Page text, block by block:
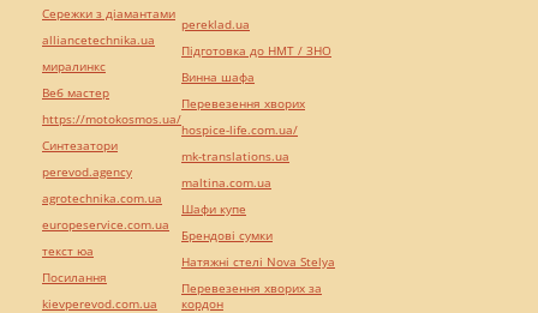
Сережки з діамантами
alliancetechnika.ua
миралинкс
Веб мастер
https://motokosmos.ua/
Синтезатори
perevod.agency
agrotechnika.com.ua
europeservice.com.ua
текст юа
Посилання
kievperevod.com.ua
pereklad.ua
Підготовка до НМТ / ЗНО
Винна шафа
Перевезення хворих
hospice-life.com.ua/
mk-translations.ua
maltina.com.ua
Шафи купе
Брендові сумки
Натяжні стелі Nova Stelya
Перевезення хворих за
кордон